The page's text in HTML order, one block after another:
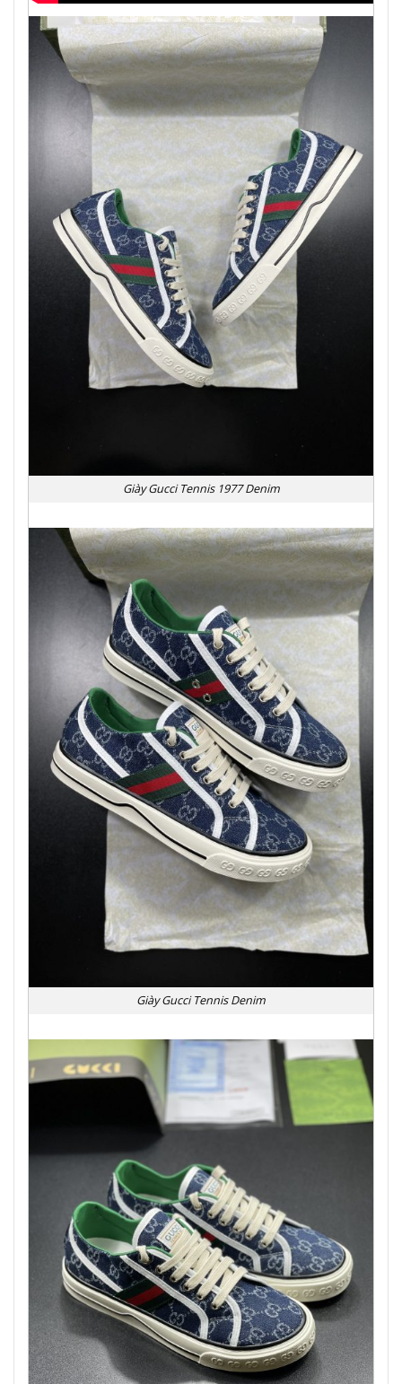
Giày Gucci Tennis 1977 Denim
Giày Gucci Tennis Denim